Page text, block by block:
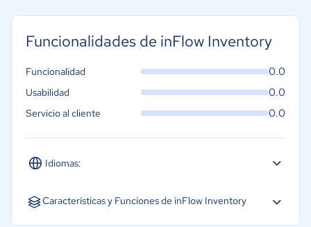
Funcionalidades de inFlow Inventory
Idiomas:
Inglés
Funcionalidad 0.0
Usabilidad 0.0
Servicio al cliente 0.0
Características y Funciones de inFlow Inventory